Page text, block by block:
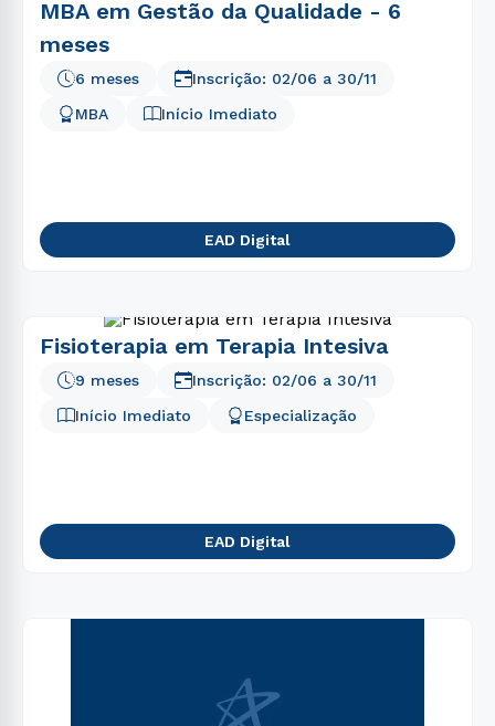
MBA em Gestão da Qualidade - 6
meses
MBA
6 meses
Início Imediato
Inscrição: 02/06 a 30/11
EAD Digital
Fisioterapia em Terapia Intesiva
Início Imediato Especialização
9 meses Inscrição: 02/06 a 30/11
EAD Digital